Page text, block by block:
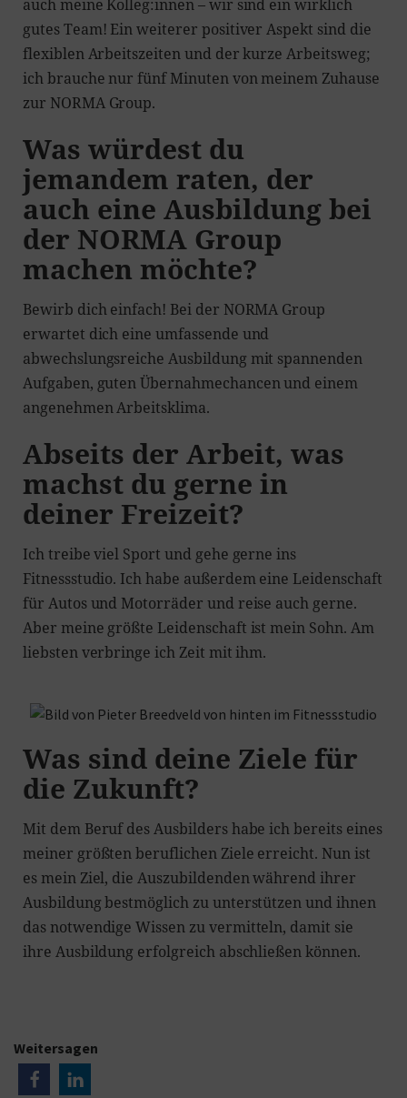
auch meine Kolleg:innen – wir sind ein wirklich
gutes Team! Ein weiterer positiver Aspekt sind die
flexiblen Arbeitszeiten und der kurze Arbeitsweg;
ich brauche nur fünf Minuten von meinem Zuhause
zur NORMA Group.
Was würdest du
jemandem raten, der
auch eine Ausbildung bei
der NORMA Group
machen möchte?
Bewirb dich einfach! Bei der NORMA Group
erwartet dich eine umfassende und
abwechslungsreiche Ausbildung mit spannenden
Aufgaben, guten Übernahmechancen und einem
angenehmen Arbeitsklima.
Abseits der Arbeit, was
machst du gerne in
deiner Freizeit?
Ich treibe viel Sport und gehe gerne ins
Fitnessstudio. Ich habe außerdem eine Leidenschaft
für Autos und Motorräder und reise auch gerne.
Aber meine größte Leidenschaft ist mein Sohn. Am
liebsten verbringe ich Zeit mit ihm.
Was sind deine Ziele für
die Zukunft?
Mit dem Beruf des Ausbilders habe ich bereits eines
meiner größten beruflichen Ziele erreicht. Nun ist
es mein Ziel, die Auszubildenden während ihrer
Ausbildung bestmöglich zu unterstützen und ihnen
das notwendige Wissen zu vermitteln, damit sie
ihre Ausbildung erfolgreich abschließen können.
Weitersagen